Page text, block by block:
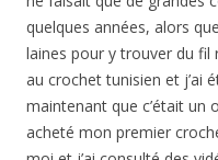
quelques années, alors
laines pour y trouver du fil
au crochet tunisien et j’ai
maintenant que c’était un
acheté mon premier